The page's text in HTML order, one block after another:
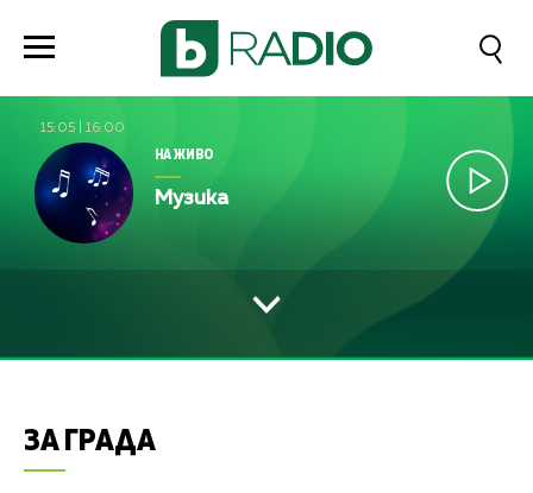
15:05 16:00
НА ЖИВО
Музика
ЗА ГРАДА